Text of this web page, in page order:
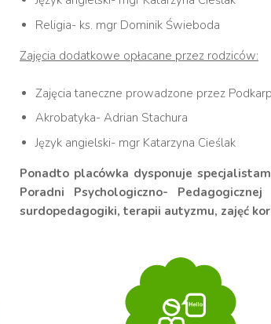
Religia- ks. mgr Dominik Świeboda
Zajęcia dodatkowe opłacane przez rodziców:
Zajęcia taneczne prowadzone przez
Akrobatyka- Adrian Stachura
Język angielski- mgr Katarzyna Cieślak
Ponadto placówka dysponuje
Poradni Psychologiczno-
surdopedagogiki, terapii autyzmu, zajęć